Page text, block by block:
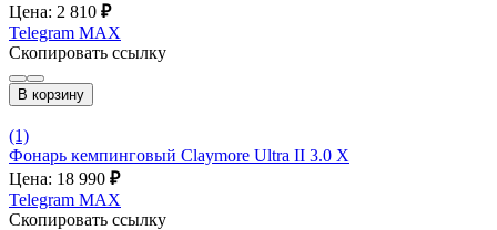
Цена: 2 810 ₽
Telegram MAX
Скопировать ссылку
В корзину
(1)
Фонарь кемпинговый Claymore Ultra II 3.0 X
Цена: 18 990 ₽
Telegram MAX
Скопировать ссылку